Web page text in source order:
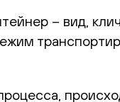
– вид,